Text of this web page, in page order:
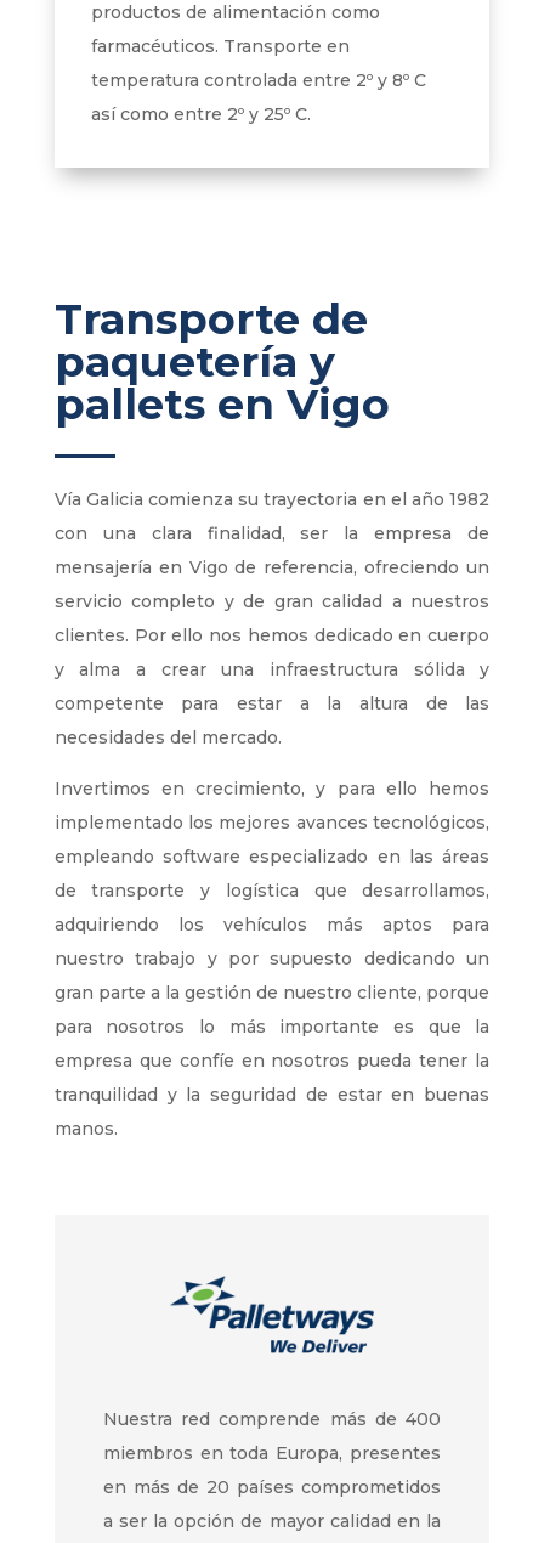
productos de alimentación como
farmacéuticos. Transporte en
temperatura controlada entre 2º y 8º C
así como entre 2º y 25º C.
Transporte de
paquetería y
pallets en Vigo
Vía Galicia comienza su trayectoria en el año 1982
con una clara finalidad, ser la empresa de
mensajería en Vigo de referencia, ofreciendo un
servicio completo y de gran calidad a nuestros
clientes. Por ello nos hemos dedicado en cuerpo
y alma a crear una infraestructura sólida y
competente para estar a la altura de las
necesidades del mercado.
Invertimos en crecimiento, y para ello hemos
implementado los mejores avances tecnológicos,
empleando software especializado en las áreas
de transporte y logística que desarrollamos,
adquiriendo los vehículos más aptos para
nuestro trabajo y por supuesto dedicando un
gran parte a la gestión de nuestro cliente, porque
para nosotros lo más importante es que la
empresa que confíe en nosotros pueda tener la
tranquilidad y la seguridad de estar en buenas
manos.
Nuestra red comprende más de 400
miembros en toda Europa, presentes
en más de 20 países comprometidos
a ser la opción de mayor calidad en la